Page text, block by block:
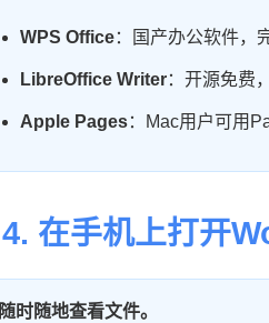
WPS Office：国产办公软件，
LibreOffice Writer：开源免费
Apple Pages：Mac用户可用
4. 在手机上打开
随时随地查看文件。